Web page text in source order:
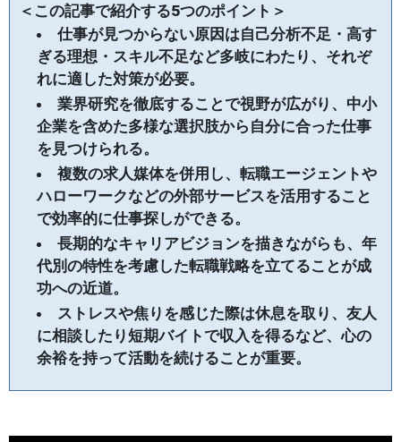
＜この記事で紹介する5つのポイント＞
仕事が見つからない原因は自己分析不足・高す
ぎる理想・スキル不足など多岐にわたり、それぞ
れに適した対策が必要。
業界研究を徹底することで視野が広がり、中小
企業を含めた多様な選択肢から自分に合った仕事
を見つけられる。
複数の求人媒体を併用し、転職エージェントや
ハローワークなどの外部サービスを活用すること
で効率的に仕事探しができる。
長期的なキャリアビジョンを描きながらも、年
代別の特性を考慮した転職戦略を立てることが成
功への近道。
ストレスや焦りを感じた際は休息を取り、友人
に相談したり短期バイトで収入を得るなど、心の
余裕を持って活動を続けることが重要。